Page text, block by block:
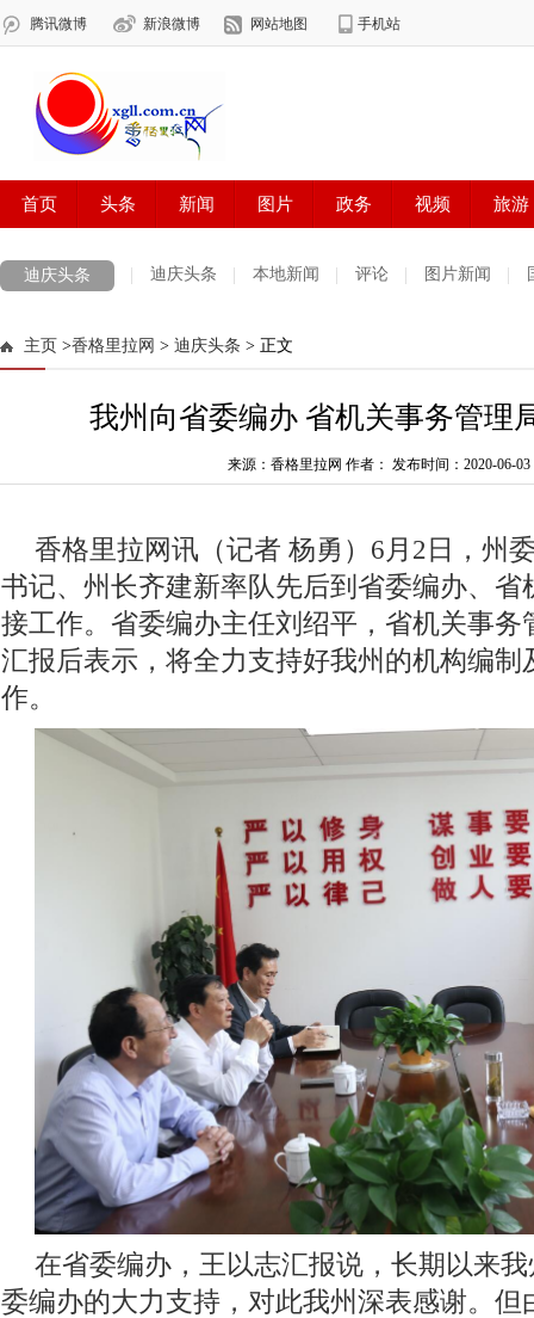
迪庆头条 迪庆头条 本地新闻 评论 图片新闻
主页 >香格里拉网 > 迪庆头条 > 正文
我州向省委编办 省机关事务管理
来源：香格里拉网 作者： 发布时间：2020-06-03
香格里拉网讯（记者 杨勇） 6月2日，州
书记、州长齐建新率队先后到省委编办、省
接工作。省委编办主任刘绍平，省机关事务
汇报后表示，将全力支持好我州的机构编制
作。
在省委编办，王以志汇报说，长期以来
委编办的大力支持，对此我州深表感谢。但